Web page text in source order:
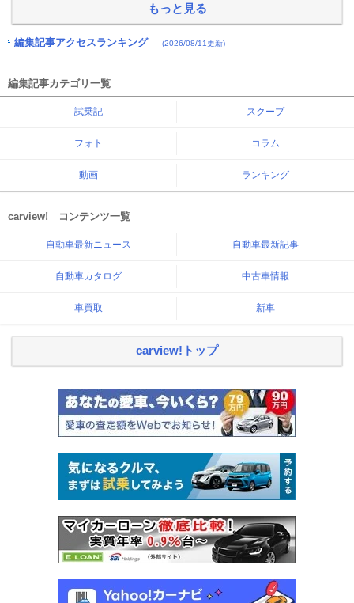
もっと見る
編集記事アクセスランキング (2026/08/11更新)
編集記事カテゴリ一覧
試乗記 スクープ
フォト コラム
動画 ランキング
carview! コンテンツ一覧
自動車最新ニュース 自動車最新記事
自動車カタログ 中古車情報
車買取 新車
carview!トップ